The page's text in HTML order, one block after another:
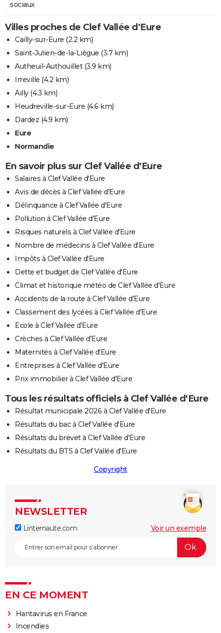
sociaux
Villes proches de Clef Vallée d'Eure
Cailly-sur-Eure (2.2 km)
Saint-Julien-de-la-Liègue (3.7 km)
Autheuil-Authouillet(3.9 km)
Irreville (4.2 km)
Ailly(4.3 km)
Heudreville-sur-Eure (4.6 km)
Dardez (4.9 km)
Eure
Normandie
En savoir plus sur Clef Vallée d'Eure
Salaires à Clef Vallée d'Eure
Avis de décès à Clef Vallée d'Eure
Délinquance à Clef Vallée d'Eure
Pollution à Clef Vallée d'Eure
Risques naturels à Clef Vallée d'Eure
Nombre de médecins à Clef Vallée d'Eure
Impôts à Clef Vallée d'Eure
Dette et budget de Clef Vallée d'Eure
Climat et historique météo de Clef Vallée d'Eure
Accidents de la route à Clef Vallée d'Eure
Classement des lycées à Clef Vallée d'Eure
Ecole à Clef Vallée d'Eure
Crèches à Clef Vallée d'Eure
Maternités à Clef Vallée d'Eure
Entreprises à Clef Vallée d'Eure
Prix immobilier à Clef Vallée d'Eure
Tous les résultats officiels à Clef Vallée d'Eure
Résultat municipale 2026 à Clef Vallée d'Eure
Résultats du bac à Clef Vallée d'Eure
Résultats du brevet à Clef Vallée d'Eure
Résultats du BTS à Clef Vallée d'Eure
Copyright
NEWSLETTER
Linternaute.com Voir un exemple
EN CE MOMENT
Hantavirus en France
Incendies